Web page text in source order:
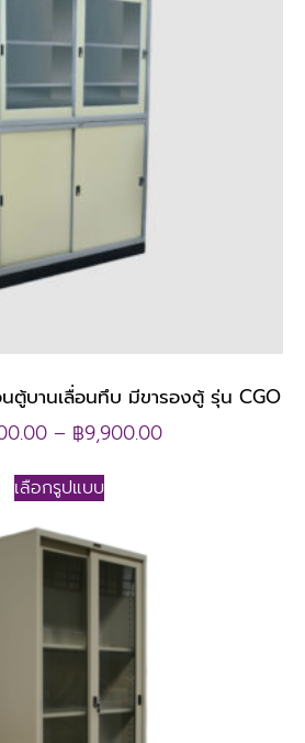
ตู้บานเลื่อนทึบ มีขารองตู้ รุ่น CGO
– ฿9,900.00
เลือกรูปแบบ